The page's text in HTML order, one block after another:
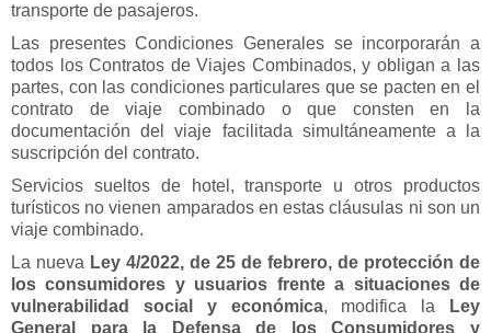
transporte de pasajeros.
Las presentes Condiciones Generales se incorporarán a
todos los Contratos de Viajes Combinados, y obligan a las
partes, con las condiciones particulares que se pacten en el
contrato de viaje combinado o que consten en la
documentación del viaje facilitada simultáneamente a la
suscripción del contrato.
Servicios sueltos de hotel, transporte u otros productos
turísticos no vienen amparados en estas cláusulas ni son un
viaje combinado.
La nueva Ley 4/2022, de 25 de febrero, de protección de
los consumidores y usuarios frente a situaciones de
vulnerabilidad social y económica, modifica la
Ley
General para la Defensa de los Consumidores y